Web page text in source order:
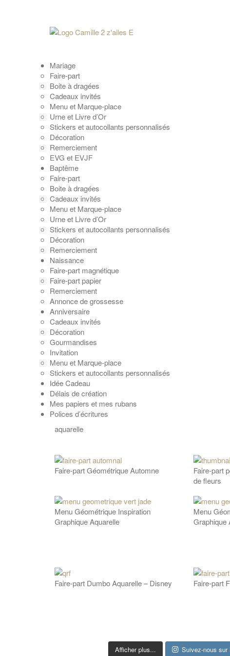
Mariage
Faire-part
Boite à dragées
Cadeaux invités
Menu et Marque-place
Urne et Livre d’Or
Stickers et autocollants personnalisés
Décoration
Remerciement
EVG et EVJF
Baptême
Faire-part
Boite à dragées
Cadeaux invités
Menu et Marque-place
Urne et Livre d’Or
Stickers et autocollants personnalisés
Décoration
Remerciement
Naissance
Faire-part magnétique
Faire-part papier
Remerciement
Annonce de grossesse
Anniversaire
Cadeaux invités
Décoration
Gourmandises
Invitation
Menu et Marque-place
Stickers et autocollants personnalisés
Idée Cadeau
Délais de création
Mes papiers et mes rubans
Polices d’écritures
aquarelle
Faire-part Géométrique Automne
Faire-part
de fleurs
Menu Géométrique Inspiration
Graphique Aquarelle
Menu
Graphique
Faire-part Dumbo Aquarelle – Disney
Faire-part
Afficher plus... Suivez-nous sur